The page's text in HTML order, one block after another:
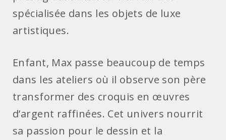
spécialisée dans les objets de luxe
artistiques.
Enfant, Max passe beaucoup de temps
dans les ateliers où il observe son père
transformer des croquis en œuvres
d’argent raffinées. Cet univers nourrit
sa passion pour le dessin et la